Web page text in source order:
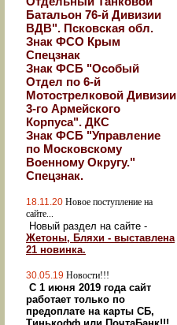
Батальон 76-й Дивизии
ВДВ". Псковская обл.
Знак ФСО Крым
Спецзнак
Знак ФСБ "Особый
Отдел по 6-й
Мотострелковой Дивизии
3-го Армейского
Корпуса". ДКС
Знак ФСБ "Управление
по Московскому
Военному Округу."
Спецзнак.
18.11.20 Новое поступление на
сайте...
Новый раздел на сайте -
Жетоны, Бляхи - выставлена
21 новинка.
30.05.19 Новости!!!
С 1 июня 2019 года сайт
работает только по
предоплате на карты СБ,